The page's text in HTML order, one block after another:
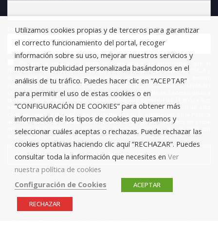
Email
responsable del tratamiento de estos datos es FUNDACIÓN ANTONIO GALA y
la finalidad de este es la gestión de las suscripciones a nuestro boletín
informativo, encontrándonos legitimados para este tratamiento a través del
consentimiento que nos está otorgando en este acto. No se cederán datos a
terceros salvo obligación legal. Usted certifica que es mayor de 14 años y que
por lo tanto posee la capacidad legal necesaria para la prestación de este
de Privacidad. Puede usted acceder, rectificar y suprimir los datos, así como
otros derechos, como se explica en la información adicional. Puede consultar
la información adicional y detallada sobre Protección de Datos.
Utilizamos cookies propias y de terceros para garantizar
el correcto funcionamiento del portal, recoger
información sobre su uso, mejorar nuestros servicios y
mostrarte publicidad personalizada basándonos en el
análisis de tu tráfico. Puedes hacer clic en “ACEPTAR”
para permitir el uso de estas cookies o en
“CONFIGURACIÓN DE COOKIES” para obtener más
información de los tipos de cookies que usamos y
seleccionar cuáles aceptas o rechazas. Puede rechazar las
cookies optativas haciendo clic aquí “RECHAZAR”. Puedes
consultar toda la información que necesites en Ver
nuestra política de cookies
Configuración de Cookies
ACEPTAR
RECHAZAR